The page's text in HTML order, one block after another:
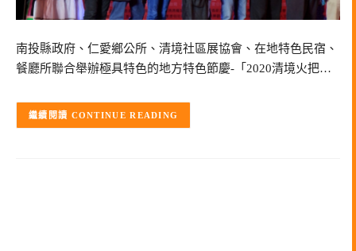
南投縣政府、仁愛鄉公所、清境社區展協會、在地特色民宿、
餐廳所聯合舉辦極具特色的地方特色節慶-「2020清境火把…
CONTINUE READING